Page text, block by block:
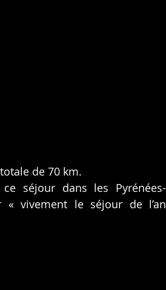
de 70 km.
séjour dans les Pyrénées-
vivement le séjour de l’an